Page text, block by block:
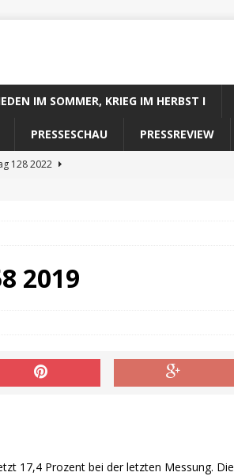
IM SOMMER, KRIEG IM HERBST I
PRESSESCHAU PRESSREVIEW
128 2022
Tag 128 2022
2019
17,4 Prozent bei der letzten Messung. Die